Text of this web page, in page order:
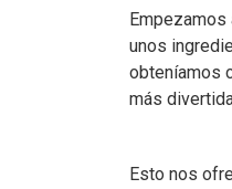
Empezamos
unos
obteníamos
más
Esto nos